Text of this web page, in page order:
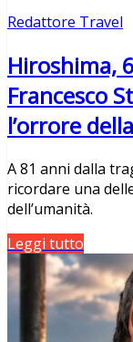
Redattore Travel
Hiroshima,
Francesco
l’orrore
A 81 anni dalla
ricordare una
dell’umanità.
Leggi tutto